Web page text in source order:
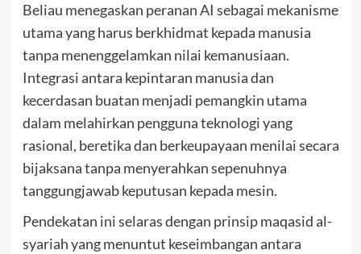
Beliau menegaskan peranan AI sebagai mekanisme
utama yang harus berkhidmat kepada manusia
tanpa menenggelamkan nilai kemanusiaan.
Integrasi antara kepintaran manusia dan
kecerdasan buatan menjadi pemangkin utama
dalam melahirkan pengguna teknologi yang
rasional, beretika dan berkeupayaan menilai secara
bijaksana tanpa menyerahkan sepenuhnya
tanggungjawab keputusan kepada mesin.
Pendekatan ini selaras dengan prinsip maqasid al-
syariah yang menuntut keseimbangan antara